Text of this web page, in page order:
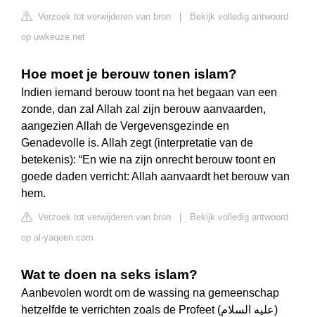
Verzoek tot verwijderen van bron
Bekijk volledig antwoord
op uwkeuze.net
Hoe moet je berouw tonen islam?
Indien iemand berouw toont na het begaan van een
zonde, dan zal Allah zal zijn berouw aanvaarden,
aangezien Allah de Vergevensgezinde en
Genadevolle is. Allah zegt (interpretatie van de
betekenis): “En wie na zijn onrecht berouw toont en
goede daden verricht: Allah aanvaardt het berouw van
hem.
Verzoek tot verwijderen van bron
Bekijk volledig antwoord
op al-yaqeen.com
Wat te doen na seks islam?
Aanbevolen wordt om de wassing na gemeenschap
hetzelfde te verrichten zoals de Profeet (عليه السلام)